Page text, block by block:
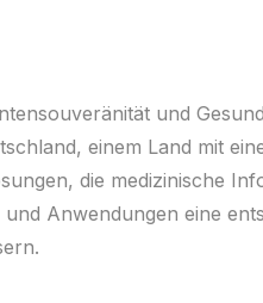
und
einem Land mit
die medizinische
Anwendungen eine